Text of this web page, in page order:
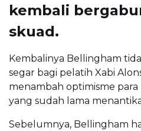
kembali
skuad.
Kembalinya Bellingham
segar bagi pelatih Xabi
menambah optimisme
yang sudah lama
Sebelumnya, Bellingham